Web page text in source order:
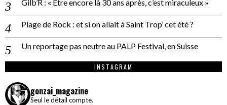
Gilb’R : « Être encore là 30 ans après, c’est miraculeux »
Plage de Rock : et si on allait à Saint Trop’ cet été ?
Un reportage pas neutre au PALP Festival, en Suisse
INSTAGRAM
gonzai_magazine
Seul le détail compte.